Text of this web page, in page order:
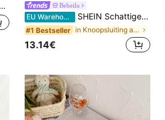
Bebeilu
EU Warehouse SHEIN Schattige zomerse casual gebreide witte poloshirt & gestreepte strik elastische taille short set voor baby meisjes
#1 Bestseller in Knoopsluiting aan de voorkant Babymeisjes T-shi
13.14€